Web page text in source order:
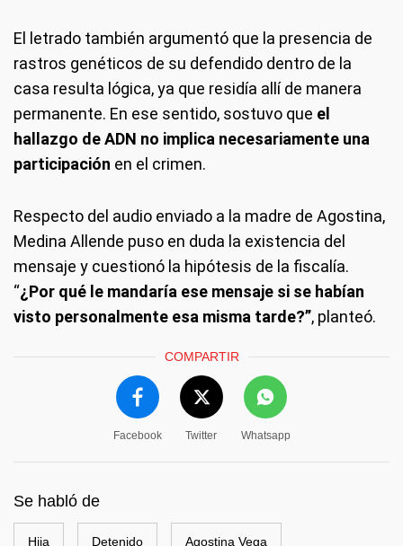
El letrado también argumentó que la presencia de
rastros genéticos de su defendido dentro de la
casa resulta lógica, ya que residía allí de manera
permanente. En ese sentido, sostuvo que el
hallazgo de ADN no implica necesariamente una
participación en el crimen.
Respecto del audio enviado a la madre de Agostina,
Medina Allende puso en duda la existencia del
mensaje y cuestionó la hipótesis de la fiscalía.
“¿Por qué le mandaría ese mensaje si se habían
visto personalmente esa misma tarde?”, planteó.
COMPARTIR
Facebook Twitter Whatsapp
Se habló de
Hija Detenido Agostina Vega